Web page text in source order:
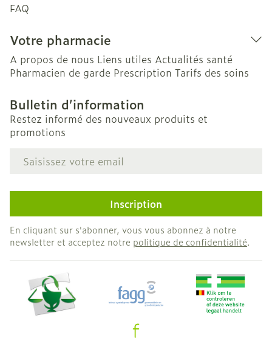
FAQ
Votre pharmacie
A propos de nous Liens utiles Actualités santé
Pharmacien de garde Prescription Tarifs des soins
Bulletin d’information
Restez informé des nouveaux produits et
promotions
Adresse mail
Inscription
En cliquant sur s'abonner, vous vous abonnez à notre
newsletter et acceptez notre politique de confidentialité.